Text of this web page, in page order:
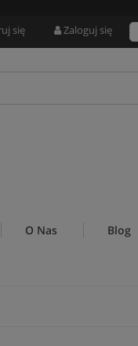
się Zaloguj się
O Nas Blog